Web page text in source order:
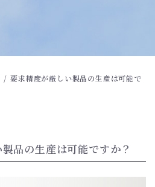
/ 要求精度が厳しい製品の生産は可能で
品の生産は可能ですか？